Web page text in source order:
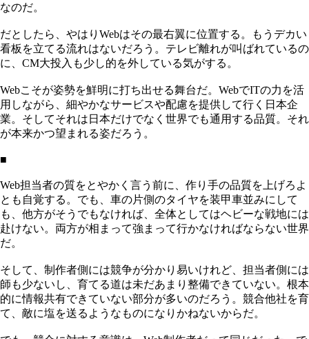
なのだ。
だとしたら、やはりWebはその最右翼に位置する。もうデカい
看板を立てる流れはないだろう。テレビ離れが叫ばれているの
に、CM大投入も少し的を外している気がする。
Webこそが姿勢を鮮明に打ち出せる舞台だ。WebでITの力を活
用しながら、細やかなサービスや配慮を提供して行く日本企
業。そしてそれは日本だけでなく世界でも通用する品質。それ
が本来かつ望まれる姿だろう。
■
Web担当者の質をとやかく言う前に、作り手の品質を上げろよ
とも自覚する。でも、車の片側のタイヤを装甲車並みにして
も、他方がそうでもなければ、全体としてはヘビーな戦地には
赴けない。両方が相まって強まって行かなければならない世界
だ。
そして、制作者側には競争が分かり易いけれど、担当者側には
師も少ないし、育てる道は未だあまり整備できていない。根本
的に情報共有できていない部分が多いのだろう。競合他社を育
て、敵に塩を送るようなものになりかねないからだ。